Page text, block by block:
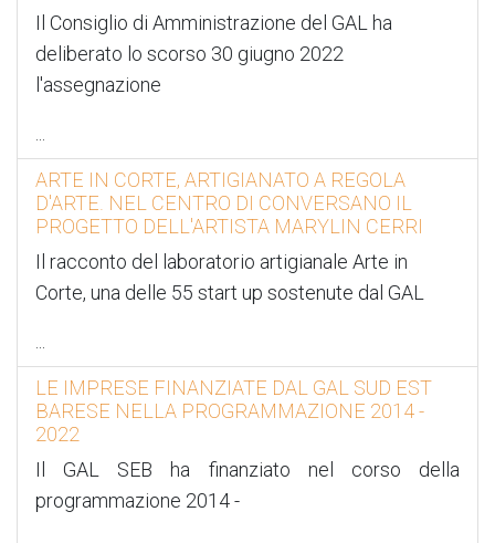
Il Consiglio di Amministrazione del GAL ha
deliberato lo scorso 30 giugno 2022
l'assegnazione
ARTE IN CORTE, ARTIGIANATO A REGOLA
D'ARTE. NEL CENTRO DI CONVERSANO IL
PROGETTO DELL'ARTISTA MARYLIN CERRI
Il racconto del laboratorio artigianale Arte in
Corte, una delle 55 start up sostenute dal GAL
LE IMPRESE FINANZIATE DAL GAL SUD EST
BARESE NELLA PROGRAMMAZIONE 2014 -
2022
Il GAL SEB ha finanziato nel corso della
programmazione 2014 -